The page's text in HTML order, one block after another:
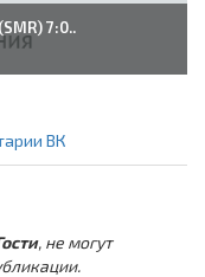
7:0..
ВК
, не могут